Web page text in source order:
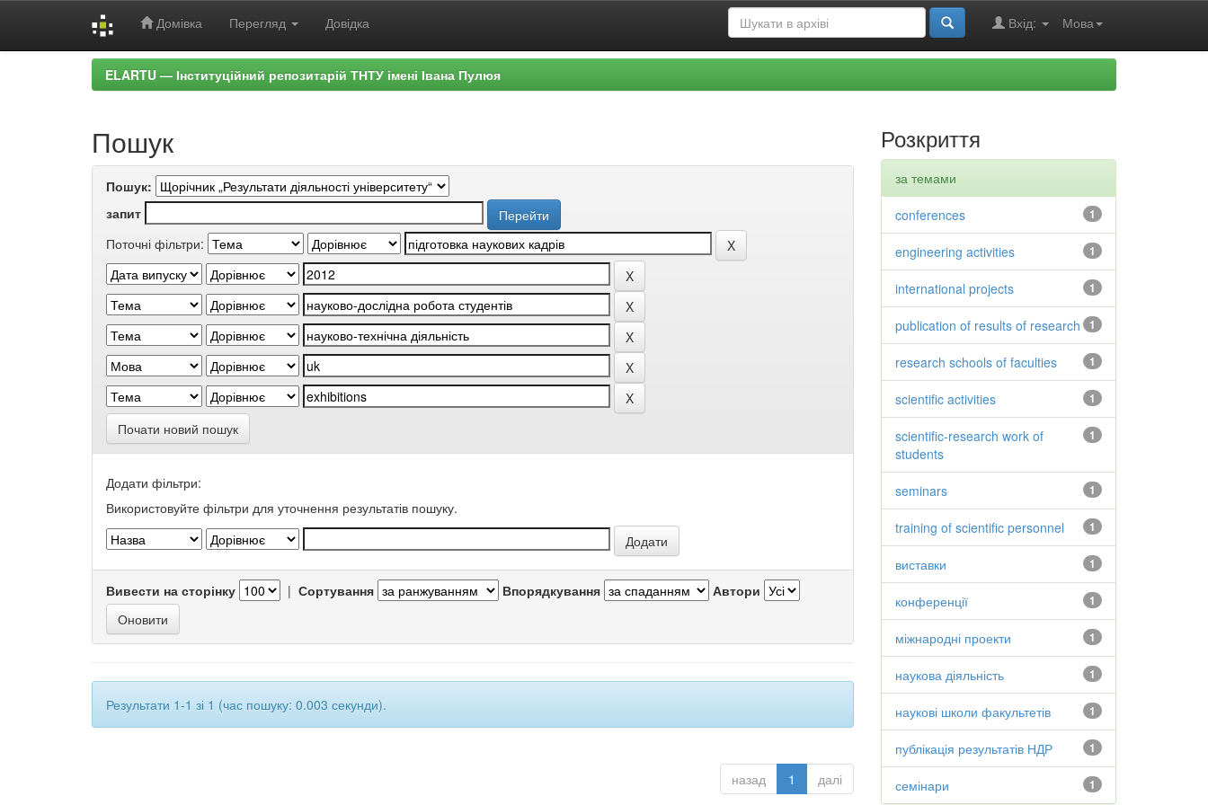
Домівка Перегляд Довідка Мова
Вхід:
ELARTU — Інституційний репозитарій ТНТУ імені Івана Пулюя
Пошук
Пошук:
запит
Поточні фільтри:
Почати новий пошук
Додати фільтри:
Використовуйте фільтри для уточнення результатів пошуку.
Вивести на сторінку | Сортування Впорядкування Автори
Результати 1-1 зі 1 (час пошуку: 0.003 секунди).
назад 1 далі
Розкриття
за темами
1
conferences
1
engineering activities
1
international projects
1
publication of results of research
1
research schools of faculties
1
scientific activities
1
scientific-research work of
students
1
seminars
1
training of scientific personnel
1
виставки
1
конференції
1
міжнародні проекти
1
наукова діяльність
1
наукові школи факультетів
1
публікація результатів НДР
1
семінари